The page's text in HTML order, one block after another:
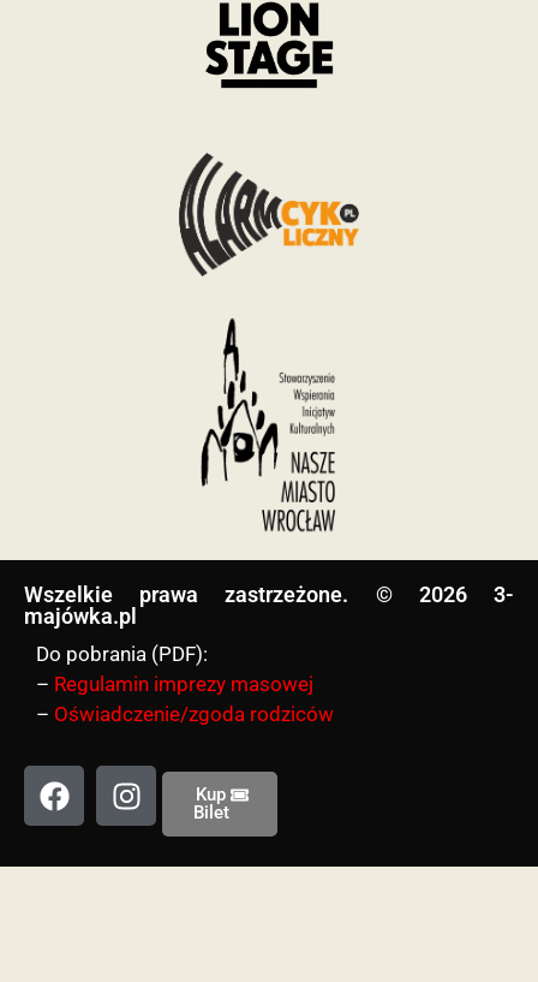
Wszelkie prawa zastrzeżone. © 2026 3-
majówka.pl​
Do pobrania (PDF):
– Regulamin imprezy masowej
– Oświadczenie/zgoda rodziców
Kup
Bilet